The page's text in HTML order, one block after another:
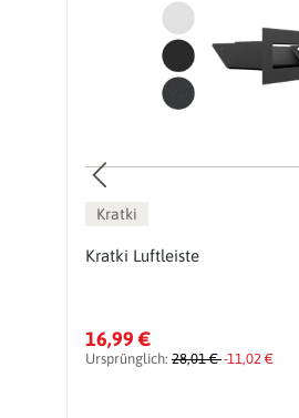
Kratki
Kratki Luftleiste
16,99 €
Ursprünglich: 28,01 €-11,02 €